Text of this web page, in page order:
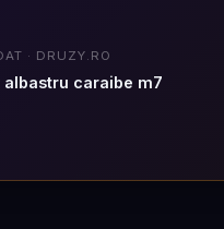
· DRUZY.RO
caraibe m7